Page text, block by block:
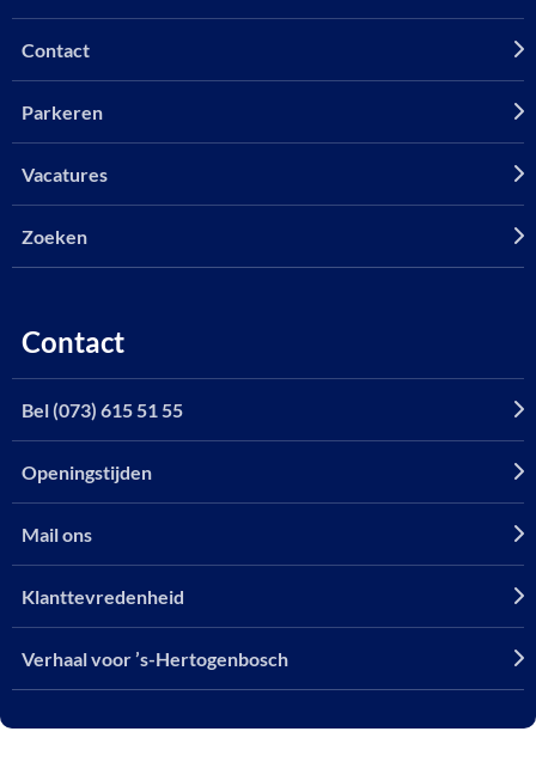
Contact
Parkeren
Vacatures
Zoeken
Contact
Bel (073) 615 51 55
Openingstijden
Mail ons
Klanttevredenheid
Verhaal voor ’s-Hertogenbosch